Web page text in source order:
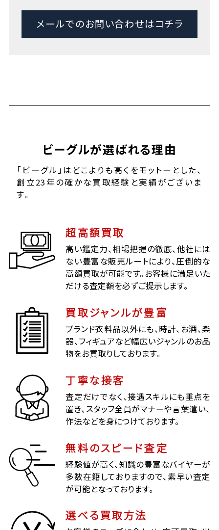
メールでのお問い合わせはコチラ
ビーグルが選ばれる理由
「ビーグル」はどこよりも高くをモットーとした、
創立23年の確かな買取経験と実績がございま
す。
超高額買取
高い鑑定力、相場把握の徹底、他社には
ない豊富な販売ルートにより、圧倒的な
高額買取が可能です。お客様に満足いた
だける査定額を必ずご提示します。
買取ジャンルが豊富
ブランド衣料品以外にも、時計、お酒、楽
器、フィギュアなど幅広いジャンルのお品
物をお買取りしております。
丁寧な接客
査定だけでなく、接遇スキルにも重点を
置き、スタッフ全員がマナーや言葉遣い、
作法などを身につけております。
無料のスピード査定
経験値が高く、知識の豊富なバイヤーが
多数在籍しておりますので、素早い査定
が可能となっております。
選べる買取方法